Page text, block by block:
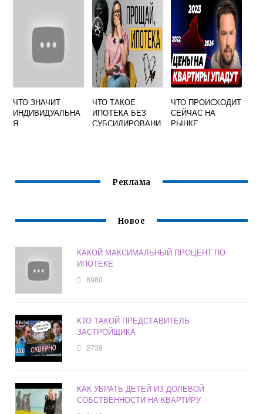
АРЕНДУ ЗА
ГРАНИЦЕЙ
СТРОИТЕЛЬСТВЕ
ЧТО ЗНАЧИТ
ИНДИВИДУАЛЬНА
Я
ЧТО ТАКОЕ
ИПОТЕКА БЕЗ
СУБСИДИРОВАНИ
ЧТО ПРОИСХОДИТ
СЕЙЧАС НА
РЫНКЕ
Реклама
Новое
КАКОЙ МАКСИМАЛЬНЫЙ ПРОЦЕНТ ПО
ИПОТЕКЕ
8980
КТО ТАКОЙ ПРЕДСТАВИТЕЛЬ
ЗАСТРОЙЩИКА
2739
КАК УБРАТЬ ДЕТЕЙ ИЗ ДОЛЕВОЙ
СОБСТВЕННОСТИ НА КВАРТИРУ